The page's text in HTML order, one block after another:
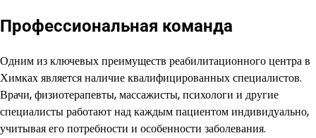
Профессиональная команда
Одним из ключевых преимуществ реабилитационного центра в
Химках является наличие квалифицированных специалистов.
Врачи, физиотерапевты, массажисты, психологи и другие
специалисты работают над каждым пациентом индивидуально,
учитывая его потребности и особенности заболевания.